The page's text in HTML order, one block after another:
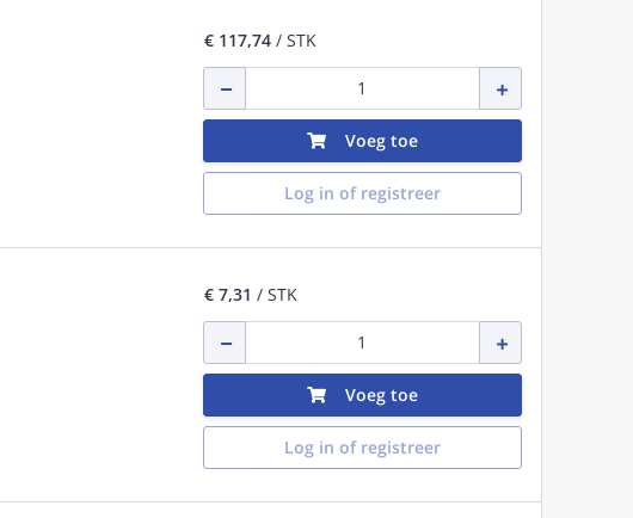
€ 117,74/ STK
Voeg toe
Log in of registreer
€ 7,31 / STK
Voeg toe
Log in of registreer